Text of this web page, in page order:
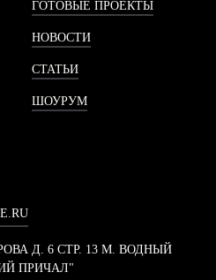
ГОТОВЫЕ ПРОЕКТЫ
НОВОСТИ
СТАТЬИ
ШОУРУМ
Д. 6 СТР. 13 М. ВОДНЫЙ
ПРИЧАЛ"